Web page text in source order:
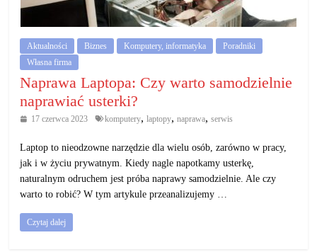
Aktualności Biznes Komputery, informatyka
Poradniki
Własna firma
Naprawa Laptopa: Czy warto samodzielnie
naprawiać usterki?
17 czerwca 2023 komputery, laptopy, naprawa, serwis
Laptop to nieodzowne narzędzie dla wielu osób, zarówno w pracy,
jak i w życiu prywatnym. Kiedy nagle napotkamy usterkę,
naturalnym odruchem jest próba naprawy samodzielnie. Ale czy
warto to robić? W tym artykule przeanalizujemy …
Czytaj dalej